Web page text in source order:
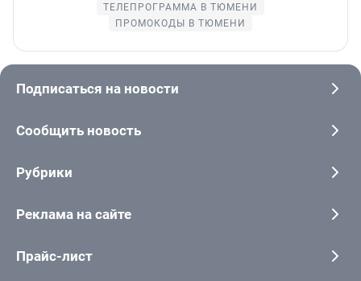
ТЕЛЕПРОГРАММА В ТЮМЕНИ
ПРОМОКОДЫ В ТЮМЕНИ
Подписаться на новости
Сообщить новость
Рубрики
Реклама на сайте
Прайс-лист